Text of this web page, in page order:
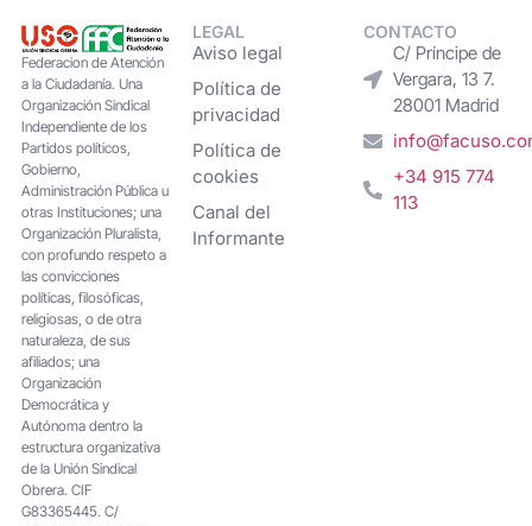
Federacion de Atención
a la Ciudadanía. Una
Organización Sindical
Independiente de los
Partidos políticos,
Gobierno,
Administración Pública u
otras Instituciones; una
Organización Pluralista,
con profundo respeto a
las convicciones
políticas, filosóficas,
religiosas, o de otra
naturaleza, de sus
afiliados; una
Organización
Democrática y
Autónoma dentro la
estructura organizativa
de la Unión Sindical
Obrera. CIF
G83365445. C/
LEGAL
Aviso legal
Política de
privacidad
Política de
cookies
Canal del
Informante
CONTACTO
C/ Príncipe de
Vergara, 13 7.
28001 Madrid
+34 915 774
113